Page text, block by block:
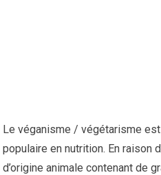
Le véganisme / végétarisme
populaire en nutrition. En raison
d’origine animale contenant de